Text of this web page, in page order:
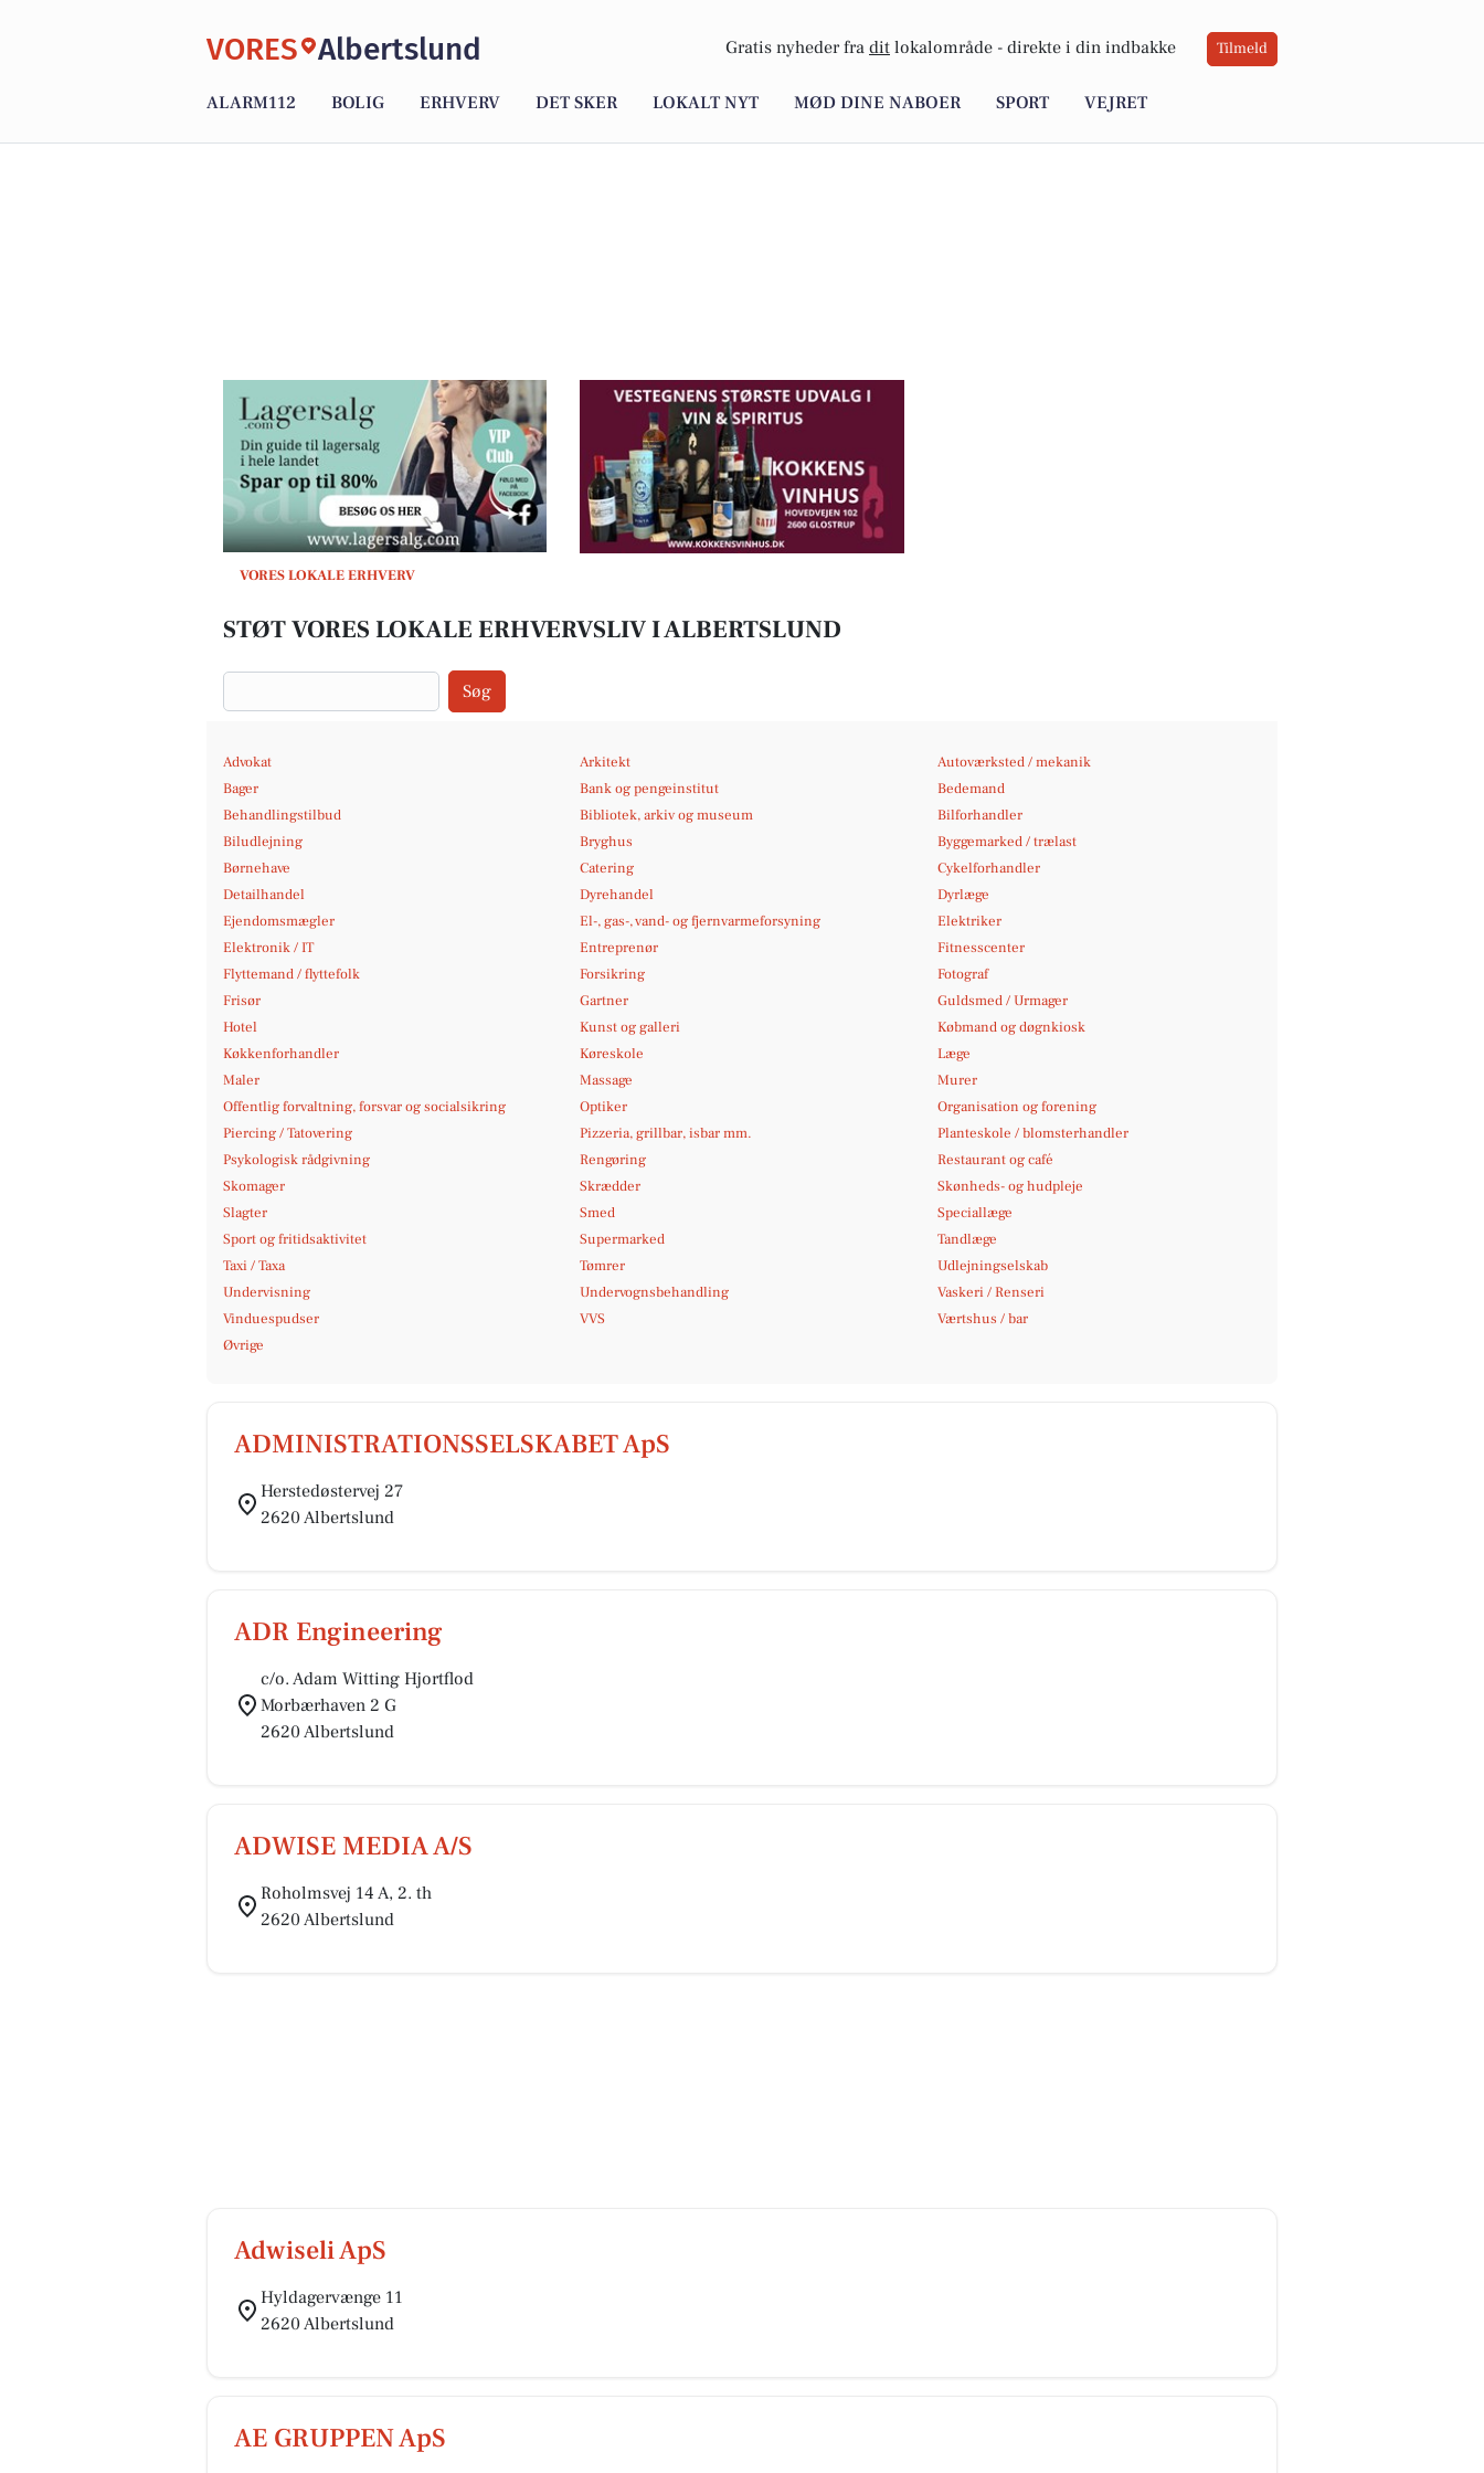
VORES Albertslund Gratis nyheder fra dit lokalområde - direkte i din indbakke Tilmeld
ALARM112 BOLIG ERHVERV DET SKER LOKALT NYT MØD DINE NABOER SPORT VEJRET
VORES LOKALE ERHVERV
STØT VORES LOKALE ERHVERVSLIV I ALBERTSLUND
Søg
Advokat Arkitekt
Autoværksted / mekanik
Bager
Bank og pengeinstitut
Bedemand
Behandlingstilbud
Bibliotek, arkiv og museum
Bilforhandler
Biludlejning
Bryghus
Byggemarked / trælast
Børnehave
Catering
Cykelforhandler
Detailhandel
Dyrehandel
Dyrlæge
Ejendomsmægler
El-, gas-, vand- og fjernvarmeforsyning
Elektriker
Elektronik / IT
Entreprenør
Fitnesscenter
Flyttemand / flyttefolk
Forsikring
Fotograf
Frisør
Gartner
Guldsmed / Urmager
Hotel
Kunst og galleri
Købmand og døgnkiosk
Køkkenforhandler
Køreskole
Læge
Maler
Massage
Murer
Offentlig forvaltning, forsvar og socialsikring
Optiker
Organisation og forening
Piercing / Tatovering
Pizzeria, grillbar, isbar mm.
Planteskole / blomsterhandler
Psykologisk rådgivning
Rengøring
Restaurant og café
Skomager
Skrædder
Skønheds- og hudpleje
Slagter
Smed
Speciallæge
Sport og fritidsaktivitet
Supermarked
Tandlæge
Taxi / Taxa
Tømrer
Udlejningselskab
Undervisning
Undervognsbehandling
Vaskeri / Renseri
Vinduespudser
VVS
Værtshus / bar
Øvrige
ADMINISTRATIONSSELSKABET ApS
Herstedøstervej 27
2620 Albertslund
ADR Engineering
c/o. Adam Witting Hjortflod
Morbærhaven 2 G
2620 Albertslund
ADWISE MEDIA A/S
Roholmsvej 14 A, 2. th
2620 Albertslund
Adwiseli ApS
Hyldagervænge 11
2620 Albertslund
AE GRUPPEN ApS